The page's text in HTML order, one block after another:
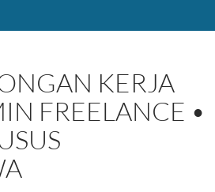
KERJA
FREELANCE •